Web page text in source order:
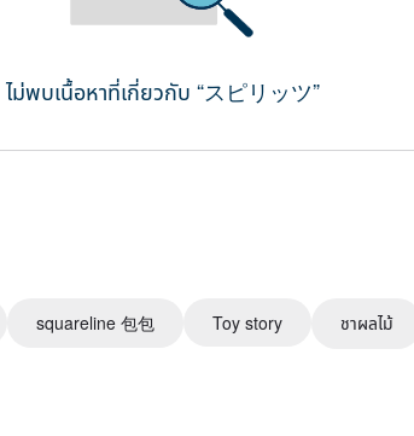
ไม่พบเนื้อหาที่เกี่ยวกับ “スピリッツ”
squareline 包包 Toy story ชาผลไม้